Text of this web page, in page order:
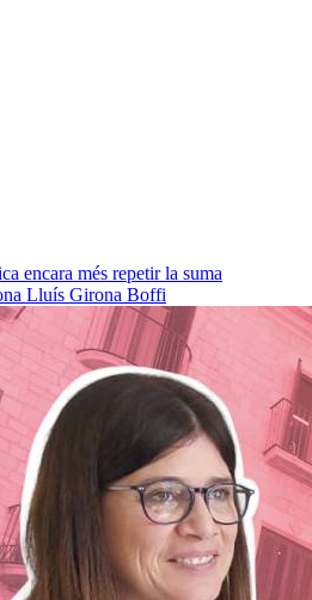
encara més repetir la suma
Lluís Girona Boffi